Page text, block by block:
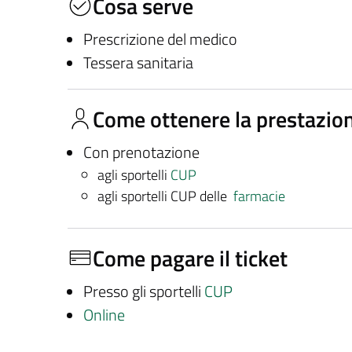
Prescrizione del medico
Tessera sanitaria
Come ottenere la
Con prenotazione
agli sportelli CUP
agli sportelli CUP delle farmacie
Come pagare il ticket
Presso gli sportelli CUP
Online